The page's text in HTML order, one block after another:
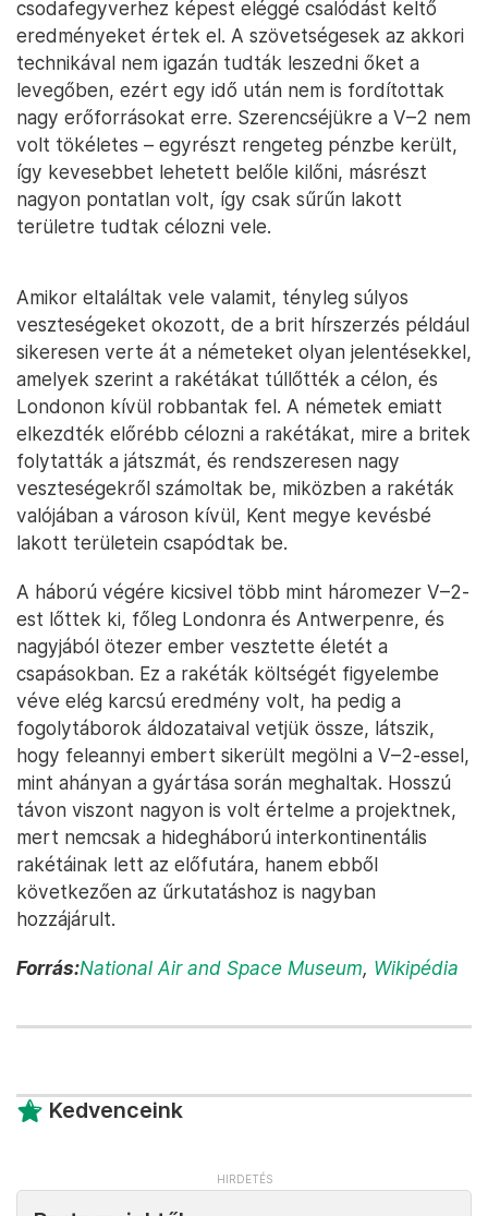
csodafegyverhez képest eléggé csalódást keltő
eredményeket értek el. A szövetségesek az akkori
technikával nem igazán tudták leszedni őket a
levegőben, ezért egy idő után nem is fordítottak
nagy erőforrásokat erre. Szerencséjükre a V–2 nem
volt tökéletes – egyrészt rengeteg pénzbe került,
így kevesebbet lehetett belőle kilőni, másrészt
nagyon pontatlan volt, így csak sűrűn lakott
területre tudtak célozni vele.
Amikor eltaláltak vele valamit, tényleg súlyos
veszteségeket okozott, de a brit hírszerzés például
sikeresen verte át a németeket olyan jelentésekkel,
amelyek szerint a rakétákat túllőtték a célon, és
Londonon kívül robbantak fel. A németek emiatt
elkezdték előrébb célozni a rakétákat, mire a britek
folytatták a játszmát, és rendszeresen nagy
veszteségekről számoltak be, miközben a rakéták
valójában a városon kívül, Kent megye kevésbé
lakott területein csapódtak be.
A háború végére kicsivel több mint háromezer V–2-
est lőttek ki, főleg Londonra és Antwerpenre, és
nagyjából ötezer ember vesztette életét a
csapásokban. Ez a rakéták költségét figyelembe
véve elég karcsú eredmény volt, ha pedig a
fogolytáborok áldozataival vetjük össze, látszik,
hogy feleannyi embert sikerült megölni a V–2-essel,
mint ahányan a gyártása során meghaltak. Hosszú
távon viszont nagyon is volt értelme a projektnek,
mert nemcsak a hidegháború interkontinentális
rakétáinak lett az előfutára, hanem ebből
következően az űrkutatáshoz is nagyban
hozzájárult.
Forrás:National Air and Space Museum, Wikipédia
Kedvenceink